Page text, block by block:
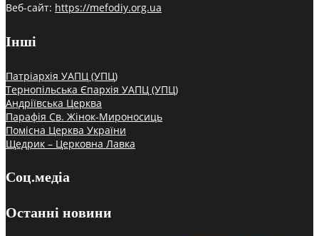
Веб-сайт: https://mefodiy.org.ua
Інші
Патріархія УАПЦ (УПЦ)
Тернопільська Єпархія УАПЦ (УПЦ)
Андріївська Церква
Парафія Св. Жінок-Мироносиць
Помісна Церква України
Щедрик – Церковна Лавка
Соц.медіа
Останні новини